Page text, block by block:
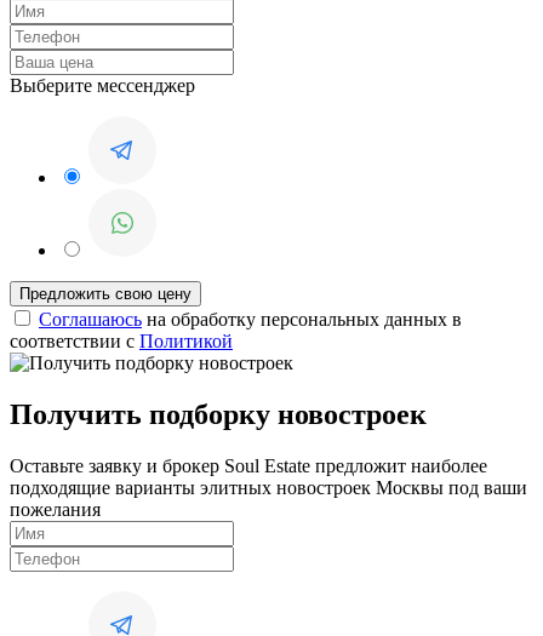
Выберите мессенджер
Соглашаюсь на обработку персональных данных в
соответствии с Политикой
Получить подборку новостроек
Оставьте заявку и брокер Soul Estate предложит наиболее
подходящие варианты элитных новостроек Москвы под ваши
пожелания